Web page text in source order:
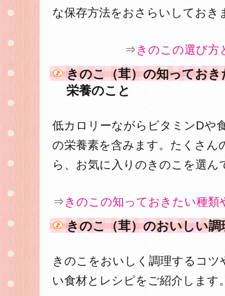
な保存方法をおさらいしておき
⇒きのこの選び方
きのこ（茸）の知っておき
栄養のこと
低カロリーながらビタミンDや
の栄養素を含みます。たくさん
ら、お気に入りのきのこを選ん
⇒きのこの知っておきたい種類
きのこ（茸）のおいしい調
きのこをおいしく調理するコツ
い食材とレシピをご紹介します